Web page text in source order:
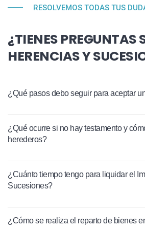
RESOLVEMOS TODAS TUS
¿TIENES PREGUNTAS
HERENCIAS Y
¿Qué pasos debo seguir para aceptar
¿Qué ocurre si no hay testamento y
herederos?
¿Cuánto tiempo tengo para liquidar el
Sucesiones?
¿Cómo se realiza el reparto de bienes